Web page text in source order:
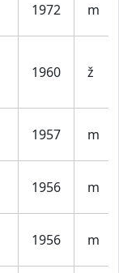
1972 m
1960 ž
1957 m
1956 m
1956 m